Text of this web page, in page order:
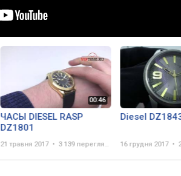
ЧАСЫ DIESEL RASP
DZ1801
21 травня 2017 3 139 переглядів
Diesel
16 грудня 2017